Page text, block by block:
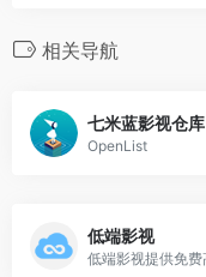
相关导航
七米蓝影视仓库
OpenList
低端影视